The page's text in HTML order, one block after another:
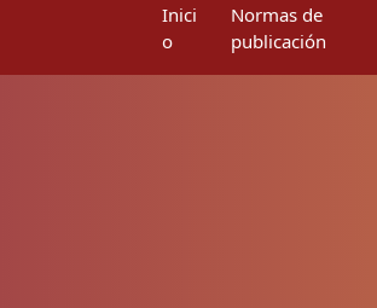
Inici
o
Normas de
publicación